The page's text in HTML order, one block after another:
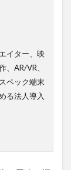
イター、映
、AR/VR、
ペック端末
る法人導入